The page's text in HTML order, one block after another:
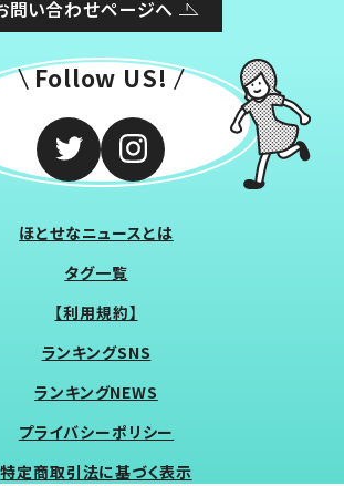
問い合わせページへ
Follow US!
ほとせなニュースとは
タグ一覧
【利用規約】
ランキングSNS
ランキングNEWS
プライバシーポリシー
特定商取引法に基づく表示